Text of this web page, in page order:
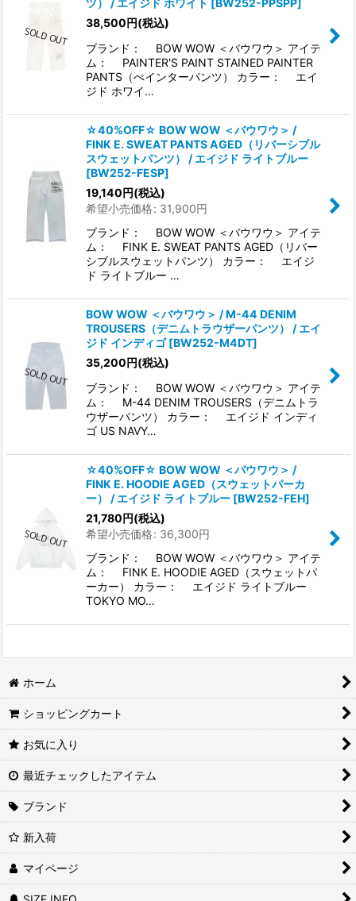
38,500円(税込)
ブランド： BOW WOW ＜バウワウ＞ アイテ
ム： PAINTER'S PAINT STAINED PAINTER
PANTS（ぺインターパンツ） カラー： エイ
ジド ホワイ…
☆40%OFF☆ BOW WOW ＜バウワウ＞ /
FINK E. SWEAT PANTS AGED（リバーシブル
スウェットパンツ） / エイジド ライトブルー
[BW252-FESP]
19,140円(税込)
希望小売価格: 31,900円
ブランド： BOW WOW ＜バウワウ＞ アイテ
ム： FINK E. SWEAT PANTS AGED（リバー
シブルスウェットパンツ） カラー： エイジ
ド ライトブルー …
BOW WOW ＜バウワウ＞ / M-44 DENIM
TROUSERS（デニムトラウザーパンツ） / エイ
ジド インディゴ [BW252-M4DT]
35,200円(税込)
ブランド： BOW WOW ＜バウワウ＞ アイテ
ム： M-44 DENIM TROUSERS（デニムトラ
ウザーパンツ） カラー： エイジド インディ
ゴ US NAVY…
☆40%OFF☆ BOW WOW ＜バウワウ＞ /
FINK E. HOODIE AGED（スウェットパーカ
ー） / エイジド ライトブルー [BW252-FEH]
21,780円(税込)
希望小売価格: 36,300円
ブランド： BOW WOW ＜バウワウ＞ アイテ
ム： FINK E. HOODIE AGED（スウェットパ
ーカー） カラー： エイジド ライトブルー
TOKYO MO…
ホーム
ショッピングカート
お気に入り
最近チェックしたアイテム
ブランド
新入荷
マイページ